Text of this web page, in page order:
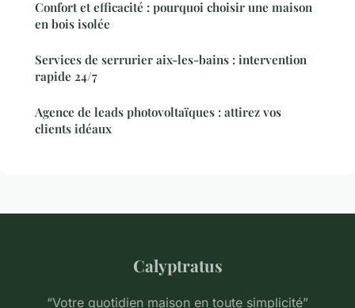
Confort et efficacité : pourquoi choisir une maison
en bois isolée
Services de serrurier aix-les-bains : intervention
rapide 24/7
Agence de leads photovoltaïques : attirez vos
clients idéaux
Calyptratus
“Votre quotidien maison en toute simplicité”